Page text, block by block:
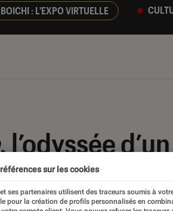
BOICHI : L'EXPO VIRTUELLE
, l’odyssée
sur les cookies
ses partenaires utilisent des traceurs soumis à
pour la création de profils personnalisés en